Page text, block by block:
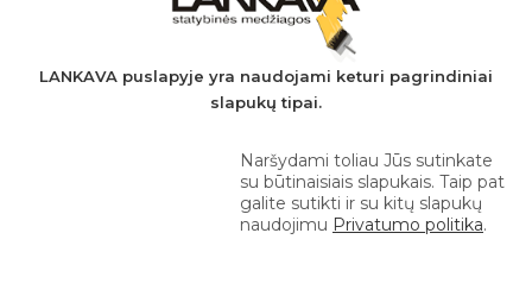
AB SEB bankas
+370 610 42 222
LANKAVA puslapyje yra naudojami keturi pagrindiniai
slapukų tipai.
Naršydami toliau Jūs sutinkate
su būtinaisiais slapukais. Taip pat
galite sutikti ir su kitų slapukų
naudojimu Privatumo politika.